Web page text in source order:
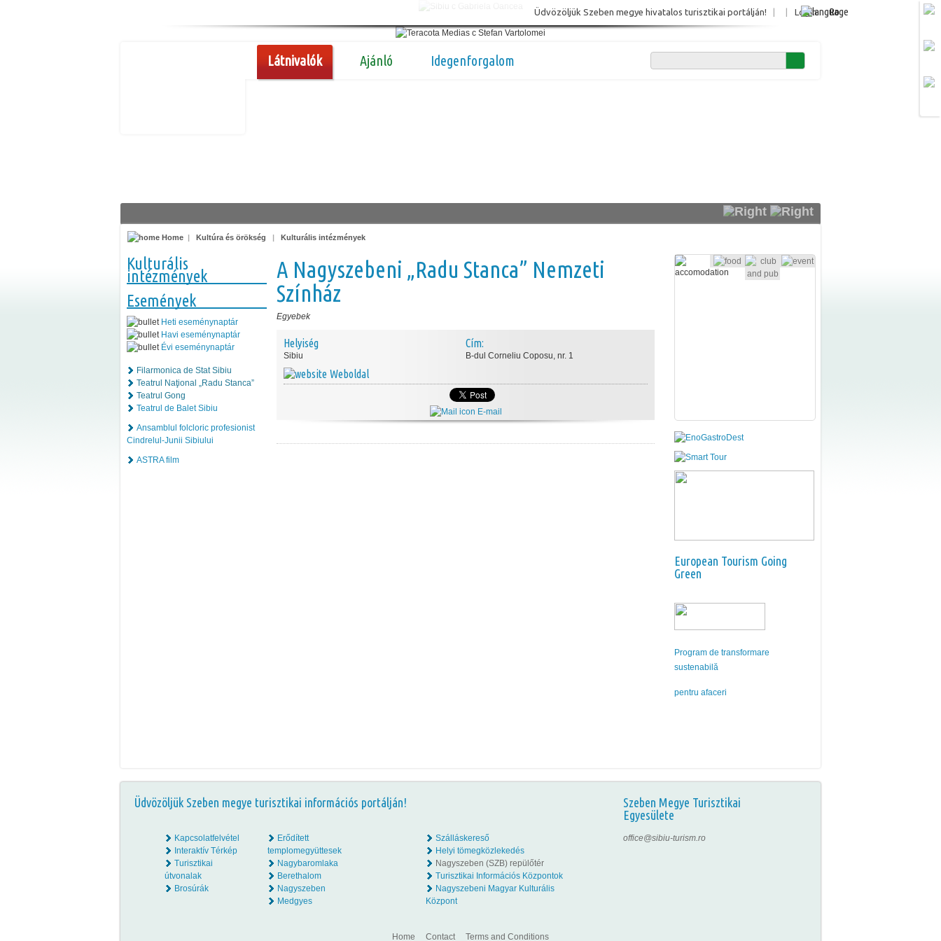
Login Ro
Üdvözöljük Szeben megye hivatalos turisztikai portálján!
Látnivalók Ajánló Idegenforgalom
Home | Kultúra és örökség | Kulturális intézmények
Kulturális
intézmények
Események
Heti eseménynaptár
Havi eseménynaptár
Évi eseménynaptár
Filarmonica de Stat Sibiu
Teatrul Naţional „Radu Stanca”
Teatrul Gong
Teatrul de Balet Sibiu
Ansamblul folcloric profesionist
Cindrelul-Junii Sibiului
ASTRA film
A Nagyszebeni „Radu Stanca” Nemzeti
Színház
Egyebek
Helyiség
Sibiu
Weboldal
Cím:
B-dul Corneliu Coposu, nr. 1
E-mail
European Tourism Going
Green
Program de transformare
sustenabilă
pentru afaceri
Üdvözöljük Szeben megye turisztikai információs portálján!
Szeben Megye Turisztikai
Egyesülete
Kapcsolatfelvétel
Interaktív Térkép
Turisztikai
útvonalak
Brosúrák
Erődített
templomegyüttesek
Nagybaromlaka
Berethalom
Nagyszeben
Medgyes
Szálláskereső
Helyi tömegközlekedés
Nagyszeben (SZB) repülőtér
Turisztikai Információs Központok
Nagyszebeni Magyar Kulturális
Központ
office@sibiu-turism.ro
Home Contact Terms and Conditions